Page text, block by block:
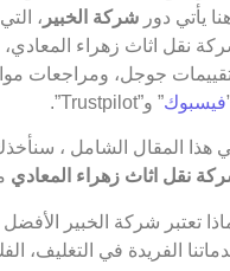
يأتي دور شركة الخبير ،
نقل اثاث زهراء
جوجل، ومراجعات
فيسبوك” و”Trustpilot”.
هذا المقال الشامل ،
نقل اثاث زهراء المعادي
تعتبر شركة الخبير
الفريدة في التغليف،